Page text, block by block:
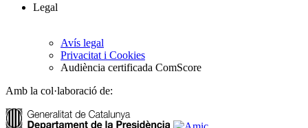
Legal
Avís legal
Privacitat i Cookies
Audiència certificada ComScore
Amb la col·laboració de: